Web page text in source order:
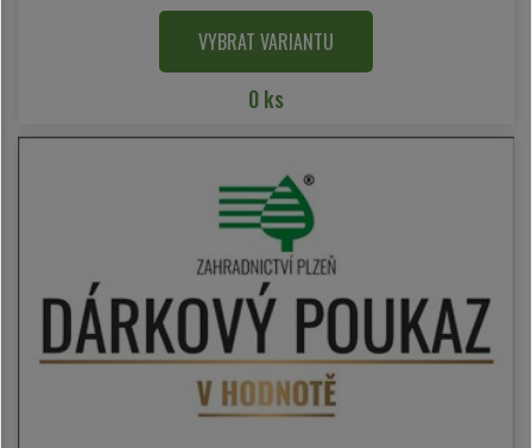
VYBRAT VARIANTU
0 ks